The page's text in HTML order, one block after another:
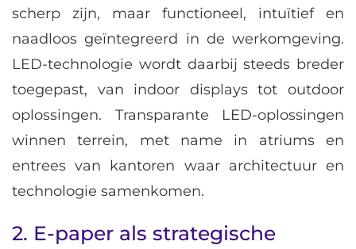
scherp zijn, maar functioneel, intuïtief en
naadloos geïntegreerd in de werkomgeving.
LED-technologie wordt daarbij steeds breder
toegepast, van indoor displays tot outdoor
oplossingen. Transparante LED-oplossingen
winnen terrein, met name in atriums en
entrees van kantoren waar architectuur en
technologie samenkomen.
2. E-paper als strategische